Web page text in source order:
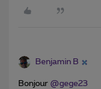
Benjamin B
Bonjour ​ @gege23